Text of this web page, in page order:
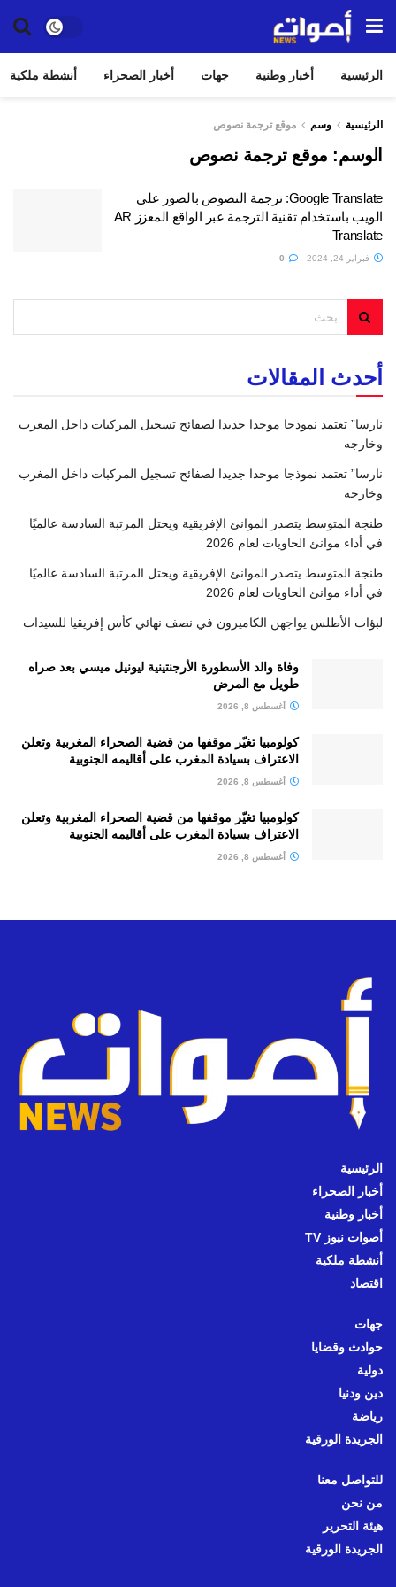
الرئيسية أخبار وطنية جهات أخبار الصحراء أنشطة ملكية
الرئيسية وسم موقع ترجمة نصوص
الوسم: موقع ترجمة نصوص
Google Translate: ترجمة النصوص بالصور على
الويب باستخدام تقنية الترجمة عبر الواقع المعزز AR
Translate
فبراير 24, 2024
أحدث المقالات
نارسا” تعتمد نموذجا موحدا جديدا لصفائح تسجيل المركبات داخل المغرب
وخارجه
نارسا” تعتمد نموذجا موحدا جديدا لصفائح تسجيل المركبات داخل المغرب
وخارجه
طنجة المتوسط يتصدر الموانئ الإفريقية ويحتل المرتبة السادسة عالميًا
في أداء موانئ الحاويات لعام 2026
طنجة المتوسط يتصدر الموانئ الإفريقية ويحتل المرتبة السادسة عالميًا
في أداء موانئ الحاويات لعام 2026
لبؤات الأطلس يواجهن الكاميرون في نصف نهائي كأس إفريقيا للسيدات
وفاة والد الأسطورة الأرجنتينية ليونيل ميسي بعد صراه
طويل مع المرض
أغسطس 8, 2026
كولومبيا تغيّر موقفها من قضية الصحراء المغربية وتعلن
الاعتراف بسيادة المغرب على أقاليمه الجنوبية
أغسطس 8, 2026
كولومبيا تغيّر موقفها من قضية الصحراء المغربية وتعلن
الاعتراف بسيادة المغرب على أقاليمه الجنوبية
أغسطس 8, 2026
الرئيسية
أخبار الصحراء
أخبار وطنية
أصوات نيوز TV
أنشطة ملكية
اقتصاد
جهات
حوادث وقضايا
دولية
دين ودنيا
رياضة
الجريدة الورقية
للتواصل معنا
من نحن
هيئة التحرير
الجريدة الورقية